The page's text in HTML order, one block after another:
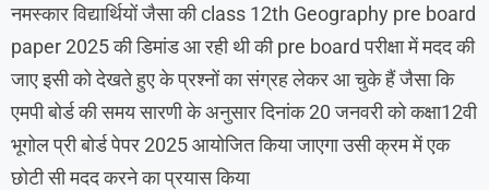
नमस्कार विद्यार्थियों जैसा की class 12th Geography pre board
paper 2025 की डिमांड आ रही थी की pre board परीक्षा में मदद की
जाए इसी को देखते हुए के प्रश्नों का संग्रह लेकर आ चुके हैं जैसा कि
एमपी बोर्ड की समय सारणी के अनुसार दिनांक 20 जनवरी को कक्षा12वी
भूगोल प्री बोर्ड पेपर 2025 आयोजित किया जाएगा उसी क्रम में एक
छोटी सी मदद करने का प्रयास किया